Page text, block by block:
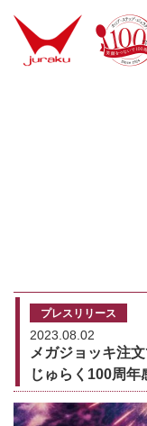
プレスリリース
2023.08.02
メガジョッキ注
じゅらく100周